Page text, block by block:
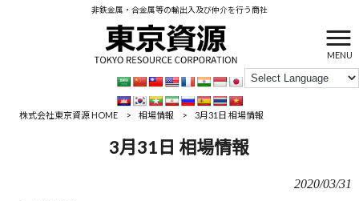
非鉄金属・合金属等の輸出入及び仲介を行う商社
MENU
株式会社東京資源 HOME > 相場情報 > 3月31日 相場情報
3月31日 相場情報
2020/03/31